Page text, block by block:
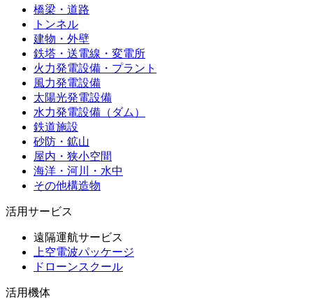
橋梁・道路
トンネル
建物・外壁
鉄塔・送電線・変電所
火力発電設備・プラント
風力発電設備
太陽光発電設備
水力発電設備（ダム）
鉄道施設
砂防・鉱山
屋内・狭小空間
海洋・河川・水中
その他構造物
活用サービス
遠隔運航サービス
上空電波パッケージ
ドローンスクール
活用機体